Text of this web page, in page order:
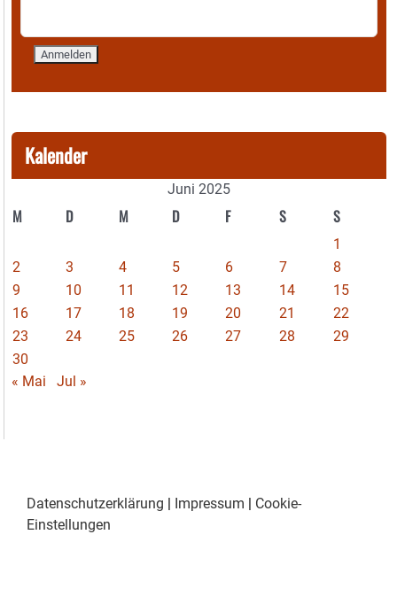
Kalender
Juni 2025
M D M D F S S
1
2
3 4 5 6 7
8
9
10 11 12 13 14
15
16
17 18 19 20 21
22
23
24 25 26 27 28
29
30
« Mai
Jul »
Datenschutzerklärung Impressum
Cookie-
Einstellungen